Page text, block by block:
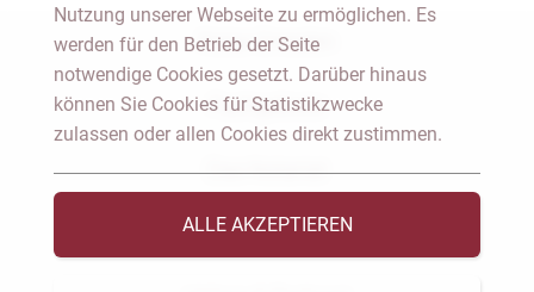
Notar Dresden
Fachgebiete
Das Notariat
Vorträge & Veröffentlichungen
Nutzung unserer Webseite zu ermöglichen. Es
werden für den Betrieb der Seite
notwendige Cookies gesetzt. Darüber hinaus
können Sie Cookies für Statistikzwecke
zulassen oder allen Cookies direkt zustimmen.
ALLE AKZEPTIEREN